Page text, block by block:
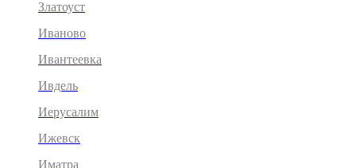
Златоуст
Иваново
Ивантеевка
Ивдель
Иерусалим
Ижевск
Иматра